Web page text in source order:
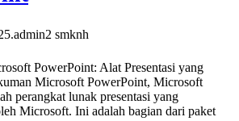
.admin2 smknh
PowerPoint: Alat Presentasi yang
Microsoft PowerPoint, Microsoft
perangkat lunak presentasi yang
Microsoft. Ini adalah bagian dari paket